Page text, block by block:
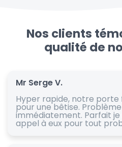
Nos clients
qualité de
Mr Serge V.
Hyper rapide, notre
pour une bêtise.
immédiatement. Parfait
appel à eux pour tout